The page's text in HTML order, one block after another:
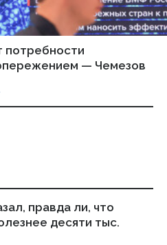
потребности
— Чемезов
правда ли, что
десяти тыс.